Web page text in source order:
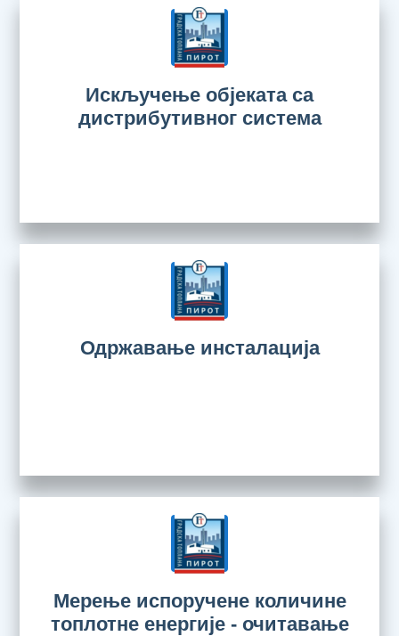
Искључење објеката са
дистрибутивног система
Одржавање инсталација
Мерење испоручене количине
топлотне енергије - очитавање